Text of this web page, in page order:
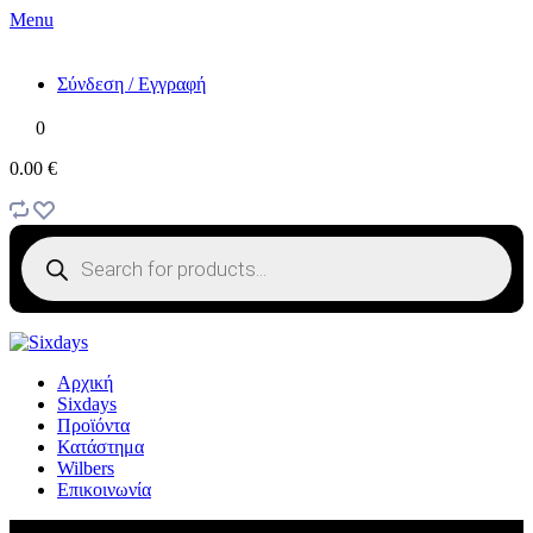
Menu
Σύνδεση / Εγγραφή
0
0.00 €
Products
search
Αρχική
Sixdays
Προϊόντα
Κατάστημα
Wilbers
Επικοινωνία